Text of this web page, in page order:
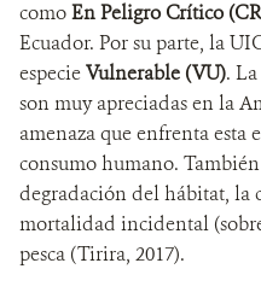
comoEn Peligro Crítico
Ecuador. Por su parte, la
especieVulnerable (VU).
son muy apreciadas en la
amenaza que enfrenta esta
consumo humano.
degradación del hábitat, la
mortalidad incidental
pesca (Tirira, 2017).